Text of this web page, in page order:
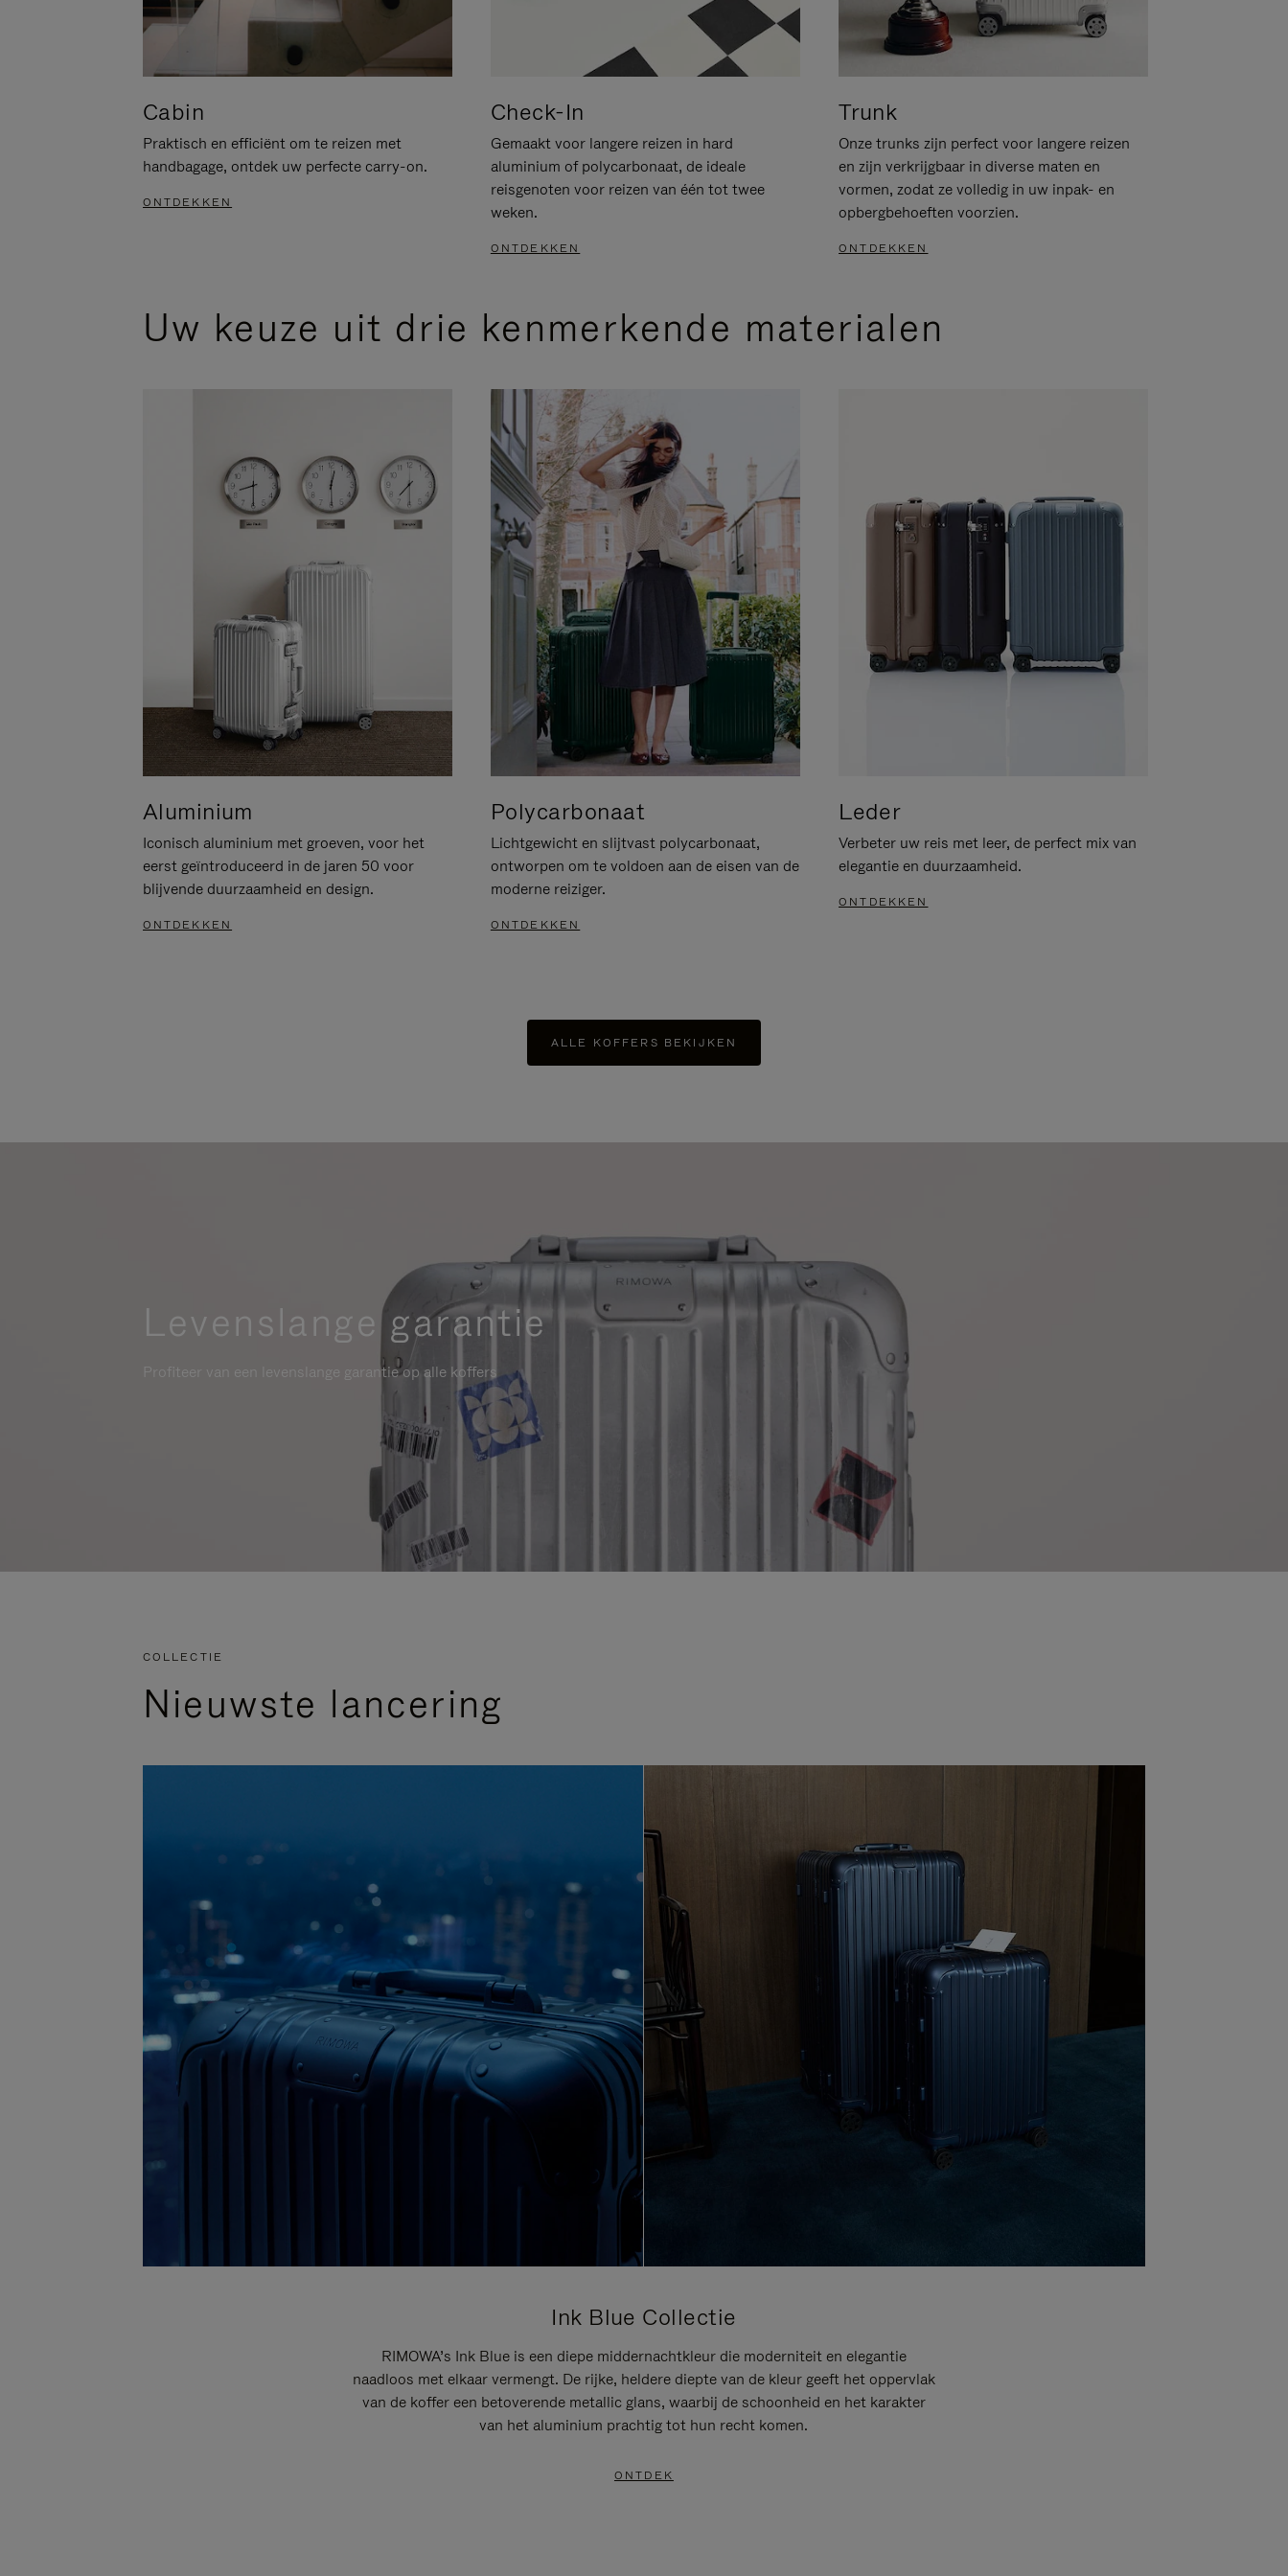
Cabin
Praktisch en efficiënt om te reizen met
handbagage, ontdek uw perfecte carry-on.
ONTDEKKEN
Check-In
Gemaakt voor langere reizen in hard
aluminium of polycarbonaat, de ideale
reisgenoten voor reizen van één tot twee
weken.
ONTDEKKEN
Trunk
Onze trunks zijn perfect voor langere reizen
en zijn verkrijgbaar in diverse maten en
vormen, zodat ze volledig in uw inpak- en
opbergbehoeften voorzien.
ONTDEKKEN
Uw keuze uit drie kenmerkende materialen
Aluminium
Iconisch aluminium met groeven, voor het
eerst geïntroduceerd in de jaren 50 voor
blijvende duurzaamheid en design.
ONTDEKKEN
Polycarbonaat
Lichtgewicht en slijtvast polycarbonaat,
ontworpen om te voldoen aan de eisen van de
moderne reiziger.
ONTDEKKEN
Leder
Verbeter uw reis met leer, de perfect mix van
elegantie en duurzaamheid.
ONTDEKKEN
ALLE KOFFERS BEKIJKEN
Levenslange garantie
Profiteer van een levenslange garantie op alle koffers
COLLECTIE
Nieuwste lancering
Ink Blue Collectie
RIMOWA’s Ink Blue is een diepe middernachtkleur die moderniteit en elegantie
naadloos met elkaar vermengt. De rijke, heldere diepte van de kleur geeft het oppervlak
van de koffer een betoverende metallic glans, waarbij de schoonheid en het karakter
van het aluminium prachtig tot hun recht komen.
ONTDEK